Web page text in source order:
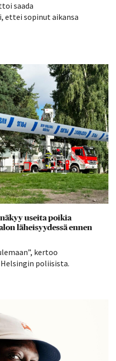
saada
ettei sopinut aikansa
useita poikia
läheisyydessä ennen
kertoo
poliisista.